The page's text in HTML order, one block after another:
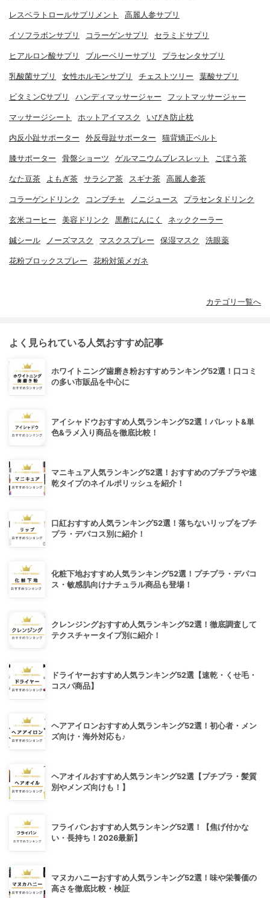
レスベラトロールサプリメント 高麗人参サプリ
イソフラボンサプリ コラーゲンサプリ セラミドサプリ
ヒアルロン酸サプリ ブルーベリーサプリ プラセンタサプリ
乳酸菌サプリ 女性ホルモンサプリ チェストツリー 葉酸サプリ
ビタミンCサプリ ハンディマッサージャー フットマッサージャー
マッサージシート ホットアイマスク いびき防止枕
内反小趾サポーター 外反母趾サポーター 猫背矯正ベルト
膝サポーター 骨盤ショーツ ゲルマニウムブレスレット ごぼう茶
なた豆茶 よもぎ茶 サラシア茶 スギナ茶 高麗人参茶
コラーゲンドリンク コンブチャ ノニジュース プラセンタドリンク
玄米コーヒー 美容ドリンク 黒酢にんにく ネッククーラー
鍼シール ノーズマスク マスクスプレー 保湿マスク 洗眼薬
花粉ブロックスプレー 花粉対策メガネ
カテゴリ一覧へ
よく見られている人気おすすめ記事
ホワイトニング歯磨き粉おすすめランキング52選！口コミ
の多い市販品を中心に
アイシャドウおすすめ人気ランキング52選！パレット&単
色&ラメ入り商品を徹底比較！
マニキュア人気ランキング52選！おすすめのプチプラや速
乾タイプのネイルポリッシュを紹介！
口紅おすすめ人気ランキング52選！落ちないリップをプチ
プラ・デパコス別に紹介！
化粧下地おすすめ人気ランキング52選！プチプラ・デパコ
ス・敏感肌向けナチュラル商品も登場！
クレンジングおすすめ人気ランキング52選！徹底調査して
テクスチャータイプ別に紹介！
ドライヤーおすすめ人気ランキング52選【速乾・くせ毛・
コスパ商品】
ヘアアイロンおすすめ人気ランキング52選！初心者・メン
ズ向け・海外対応も♪
ヘアオイルおすすめ人気ランキング52選【プチプラ・髪質
別やメンズ向けも！】
フライパンおすすめ人気ランキング52選！【焦げ付かな
い・長持ち！2026最新】
マヌカハニーおすすめ人気ランキング52選！味や栄養価の
高さを徹底比較・検証